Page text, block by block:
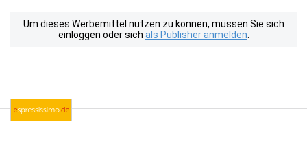
Um dieses Werbemittel nutzen zu können, müssen Sie sich
einloggen oder sich als Publisher anmelden